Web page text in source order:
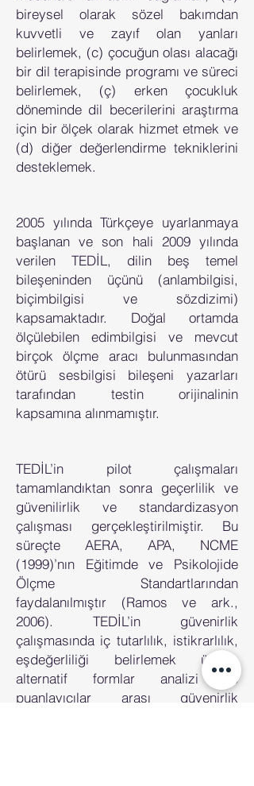
bireysel olarak sözel bakımdan
kuvvetli ve zayıf olan yanları
belirlemek, (c) çocuğun olası alacağı
bir dil terapisinde programı ve süreci
belirlemek, (ç) erken çocukluk
döneminde dil becerilerini araştırma
için bir ölçek olarak hizmet etmek ve
(d) diğer değerlendirme tekniklerini
desteklemek.
2005 yılında Türkçeye uyarlanmaya
başlanan ve son hali 2009 yılında
verilen TEDİL, dilin beş temel
bileşeninden üçünü (anlambilgisi,
biçimbilgisi ve sözdizimi)
kapsamaktadır. Doğal ortamda
ölçülebilen edimbilgisi ve mevcut
birçok ölçme aracı bulunmasından
ötürü sesbilgisi bileşeni yazarları
tarafından testin orijinalinin
kapsamına alınmamıştır.
TEDİL’in pilot çalışmaları
tamamlandıktan sonra geçerlilik ve
güvenilirlik ve standardizasyon
çalışması gerçekleştirilmiştir. Bu
süreçte AERA, APA, NCME
(1999)’nın Eğitimde ve Psikolojide
Ölçme Standartlarından
faydalanılmıştır (Ramos ve ark.,
2006). TEDİL’in güvenirlik
çalışmasında iç tutarlılık, istikrarlılık,
eşdeğerliliği belirlemek üzere,
alternatif formlar analizi ve
puanlayıcılar arası güvenirlik